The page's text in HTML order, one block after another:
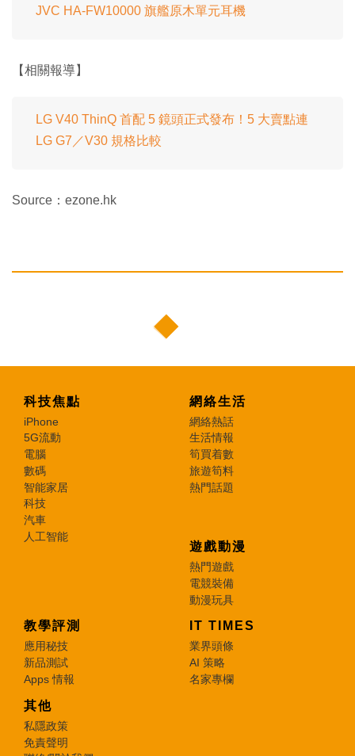
JVC HA-FW10000 旗艦原木單元耳機
【相關報導】
LG V40 ThinQ 首配 5 鏡頭正式發布！5 大賣點連
LG G7／V30 規格比較
Source：ezone.hk
科技焦點
iPhone
5G流動
電腦
數碼
智能家居
科技
汽車
人工智能
網絡生活
網絡熱話
生活情報
筍買着數
旅遊筍料
熱門話題
遊戲動漫
熱門遊戲
電競裝備
動漫玩具
教學評測
應用秘技
新品測試
Apps 情報
IT TIMES
業界頭條
AI 策略
名家專欄
其他
私隱政策
免責聲明